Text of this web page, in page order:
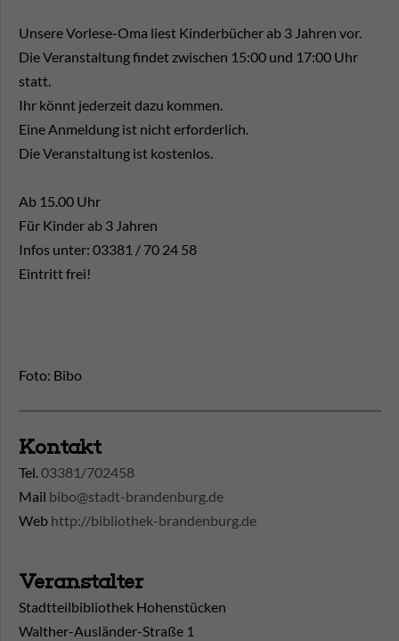
Unsere Vorlese-Oma liest Kinderbücher ab 3 Jahren vor.
Die Veranstaltung findet zwischen 15:00 und 17:00 Uhr
statt.
Ihr könnt jederzeit dazu kommen.
Eine Anmeldung ist nicht erforderlich.
Die Veranstaltung ist kostenlos.
Ab 15.00 Uhr
Für Kinder ab 3 Jahren
Infos unter: 03381 / 70 24 58
Eintritt frei!
Foto: Bibo
Kontakt
Tel.03381/702458
Mail bibo@stadt-brandenburg.de
Web http://bibliothek-brandenburg.de
Veranstalter
Stadtteilbibliothek Hohenstücken
Walther-Ausländer-Straße 1